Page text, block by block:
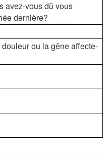
avez-vous dû vous
dernière? _____
ou la gêne affecte-